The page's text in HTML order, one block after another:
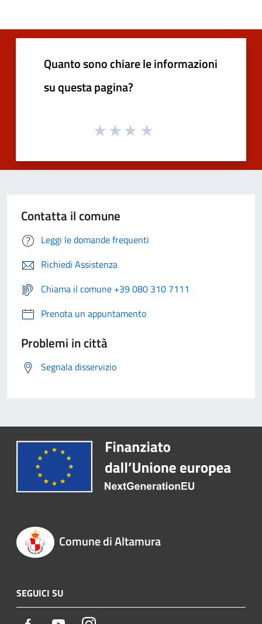
Quanto sono chiare le informazioni
su questa pagina?
Contatta il comune
Leggi le domande frequenti
Richiedi Assistenza
Chiama il comune +39 080 310 7111
Prenota un appuntamento
Problemi in città
Segnala disservizio
Comune di Altamura
SEGUICI SU